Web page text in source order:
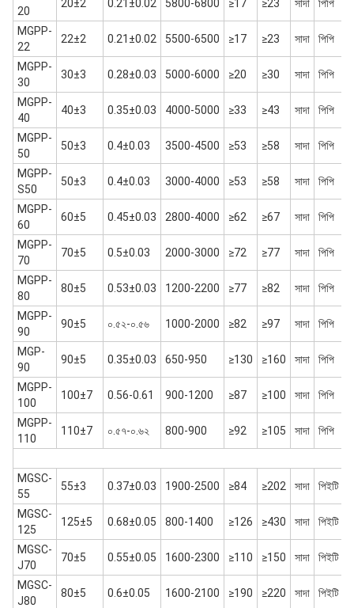
20
20±2 0.21±0.02 5800-6800 ≥17 ≥23 সাদা পিপি
MGPP-
22
22±2 0.21±0.02 5500-6500 ≥17 ≥23 সাদা পিপি
MGPP-
30
30±3 0.28±0.03 5000-6000 ≥20 ≥30 সাদা পিপি
MGPP-
40
40±3 0.35±0.03 4000-5000 ≥33 ≥43 সাদা পিপি
MGPP-
50
50±3 0.4±0.03 3500-4500 ≥53 ≥58 সাদা পিপি
MGPP-
S50
50±3 0.4±0.03 3000-4000 ≥53 ≥58 সাদা পিপি
MGPP-
60
60±5 0.45±0.03 2800-4000 ≥62 ≥67 সাদা পিপি
MGPP-
70
70±5 0.5±0.03 2000-3000 ≥72 ≥77 সাদা পিপি
MGPP-
80
80±5 0.53±0.03 1200-2200 ≥77 ≥82 সাদা পিপি
MGPP-
90
90±5 ০.৫২-০.৫৬ 1000-2000 ≥82 ≥97 সাদা পিপি
MGP-
90
90±5 0.35±0.03 650-950 ≥130 ≥160 সাদা পিপি
MGPP-
100
100±7 0.56-0.61 900-1200 ≥87 ≥100 সাদা পিপি
MGPP-
110
110±7 ০.৫৭-০.৬২ 800-900 ≥92 ≥105 সাদা পিপি
MGSC-
55
55±3 0.37±0.03 1900-2500 ≥84 ≥202 সাদা পিইটি
MGSC-
125
125±5 0.68±0.05 800-1400 ≥126 ≥430 সাদা পিইটি
MGSC-
J70
70±5 0.55±0.05 1600-2300 ≥110 ≥150 সাদা পিইটি
MGSC-
J80
80±5 0.6±0.05 1600-2100 ≥190 ≥220 সাদা পিইটি